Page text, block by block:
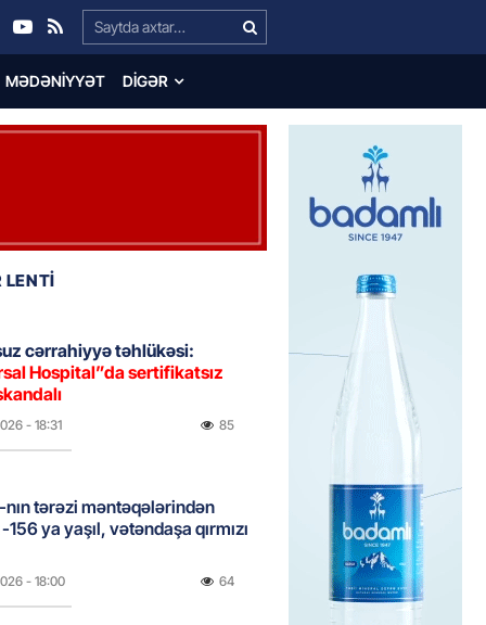
Search…
MƏDƏNIYYƏT DIGƏR
cərrahiyyə təhlükəsi:
Hospital”da sertifikatsız
- 18:31 85
nın tərəzi məntəqələrindən
ya yaşıl, vətəndaşa qırmızı
- 18:00 64